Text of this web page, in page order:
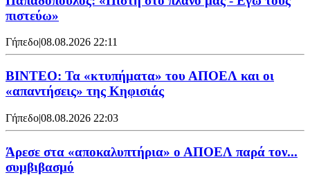
πιστεύω»
Γήπεδο|08.08.2026 22:11
ΒΙΝΤΕΟ: Τα «κτυπήματα» του ΑΠΟΕΛ και οι
«απαντήσεις» της Κηφισιάς
Γήπεδο|08.08.2026 22:03
Άρεσε στα «αποκαλυπτήρια» ο ΑΠΟΕΛ παρά τον...
συμβιβασμό